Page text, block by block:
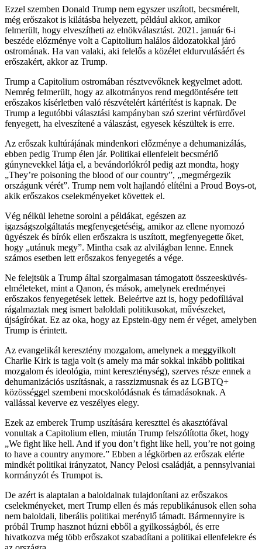
Ezzel szemben Donald Trump nem egyszer uszított, becsmérelt,
még erőszakot is kilátásba helyezett, például akkor, amikor
felmerült, hogy elveszítheti az elnökválasztást. 2021. január 6-i
beszéde előzménye volt a Capitolium halálos áldozatokkal járó
ostromának. Ha van valaki, aki felelős a közélet eldurvulásáért és
erőszakért, akkor az Trump.
Trump a Capitolium ostromában résztvevőknek kegyelmet adott.
Nemrég felmerült, hogy az alkotmányos rend megdöntésére tett
erőszakos kísérletben való részvételért kártérítést is kapnak. De
Trump a legutóbbi választási kampányban szó szerint vérfürdővel
fenyegett, ha elveszítené a válaszást, egyesek készültek is erre.
Az erőszak kultúrájának mindenkori előzménye a dehumanizálás,
ebben pedig Trump élen jár. Politikai ellenfeleit becsmérlő
gúnynevekkel látja el, a bevándorlókról pedig azt mondta, hogy
„They’re poisoning the blood of our country”, „megmérgezik
országunk vérét”. Trump nem volt hajlandó elítélni a Proud Boys-ot,
akik erőszakos cselekményeket követtek el.
Vég nélkül lehetne sorolni a példákat, egészen az
igazságszolgáltatás megfenyegetéséig, amikor az ellene nyomozó
ügyészek és bírók ellen erőszakra is uszított, megfenyegette őket,
hogy „utánuk megy”. Mintha csak az alvilágban lenne. Ennek
számos esetben lett erőszakos fenyegetés a vége.
Ne felejtsük a Trump által szorgalmasan támogatott összeesküvés-
elméleteket, mint a Qanon, és mások, amelynek eredményei
erőszakos fenyegetések lettek. Beleértve azt is, hogy pedofíliával
rágalmaztak meg ismert baloldali politikusokat, művészeket,
újságírókat. Ez az oka, hogy az Epstein-ügy nem ér véget, amelyben
Trump is érintett.
Az evangelikál keresztény mozgalom, amelynek a meggyilkolt
Charlie Kirk is tagja volt (s amely ma már sokkal inkább politikai
mozgalom és ideológia, mint kereszténység), szerves része ennek a
dehumanizációs uszításnak, a rasszizmusnak és az LGBTQ+
közösséggel szembeni mocskolódásnak és támadásoknak. A
vallással keverve ez veszélyes elegy.
Ezek az emberek Trump uszítására kereszttel és akasztófával
vonultak a Capitolium ellen, miután Trump felszólította őket, hogy
„We fight like hell. And if you don’t fight like hell, you’re not going
to have a country anymore.” Ebben a légkörben az erőszak elérte
mindkét politikai irányzatot, Nancy Pelosi családját, a pennsylvaniai
kormányzót és Trumpot is.
De azért is alaptalan a baloldalnak tulajdonítani az erőszakos
cselekményeket, mert Trump ellen és más republikánusok ellen soha
nem baloldali, liberális politikai merénylő támadt. Bármennyire is
próbál Trump hasznot húzni ebből a gyilkosságból, és erre
hivatkozva még több erőszakot szabadítani a politikai ellenfelekre és